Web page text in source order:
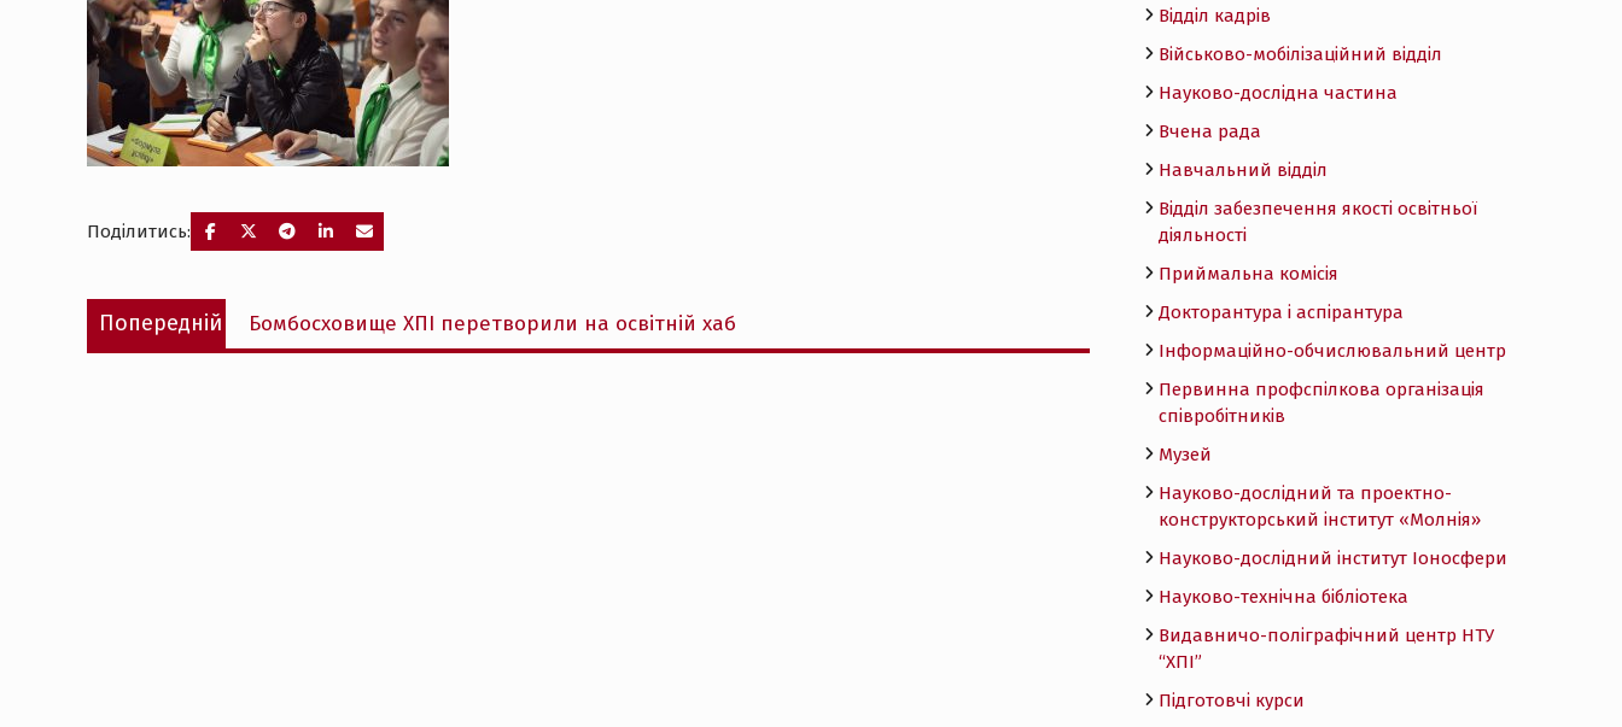
Поділитись:
Навігація
записів
Попередній
Попередній
запис:
Бомбосховище ХПІ перетворили на освітній хаб
Відділ кадрів
Військово-мобілізаційний відділ
Науково-дослідна частина
Вчена рада
Навчальний відділ
Відділ забезпечення якості освітньої
діяльності
Приймальна комісія
Докторантура і аспірантура
Інформаційно-обчислювальний центр
Первинна профспілкова організація
співробітників
Музей
Науково-дослідний та проектно-
конструкторський інститут «Молнія»
Науково-дослідний інститут Іоносфери
Науково-технічна бібліотека
Видавничо-поліграфічний центр НТУ
“ХПІ”
Підготовчі курси